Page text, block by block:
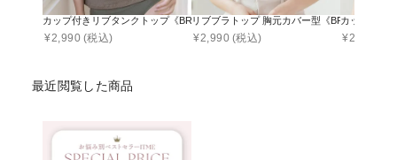
カップ付きリブタンクトップ《BRAmone Basic Volume+》
¥2,990 (税込)
リブブラトップ 胸元カバー型《BRAmone
¥2,990 (税込)
カップ付き
¥2,990
最近閲覧した商品